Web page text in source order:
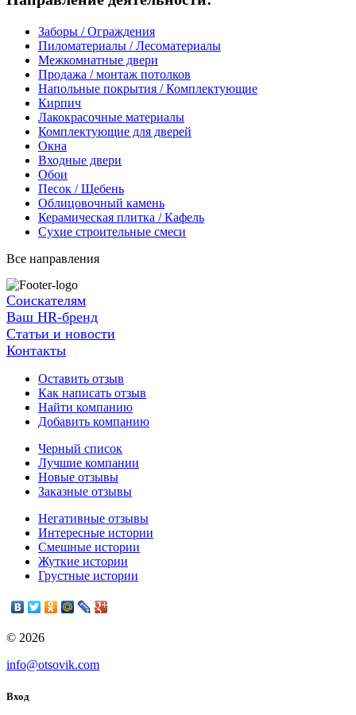
Заборы / Ограждения
Пиломатериалы / Лесоматериалы
Межкомнатные двери
Продажа / монтаж потолков
Напольные покрытия / Комплектующие
Кирпич
Лакокрасочные материалы
Комплектующие для дверей
Окна
Входные двери
Обои
Песок / Щебень
Облицовочный камень
Керамическая плитка / Кафель
Сухие строительные смеси
Все направления
Соискателям
Ваш HR-бренд
Статьи и новости
Контакты
Оставить отзыв
Как написать отзыв
Найти компанию
Добавить компанию
Черный список
Лучшие компании
Новые отзывы
Заказные отзывы
Негативные отзывы
Интересные истории
Смешные истории
Жуткие истории
Грустные истории
© 2026
info@otsovik.com
Вход